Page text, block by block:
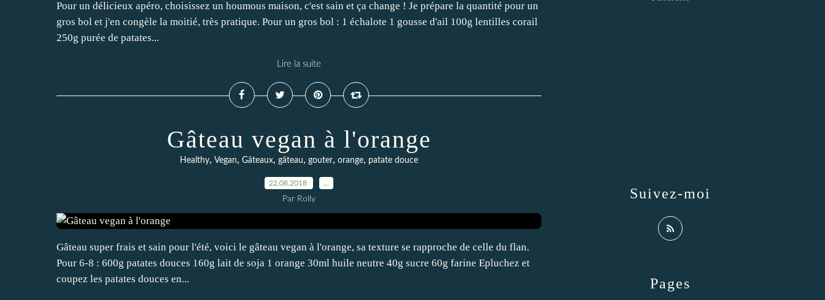
Pour un délicieux apéro, choisissez un houmous maison, c'est sain et ça change ! Je prépare la quantité pour un
gros bol et j'en congèle la moitié, très pratique. Pour un gros bol : 1 échalote 1 gousse d'ail 100g lentilles corail
250g purée de patates...
Lire la suite
Gâteau vegan à l'orange
Healthy, Vegan, Gâteaux, gâteau, gouter, orange, patate douce
22.08.2018
Par Rolly
Gâteau super frais et sain pour l'été, voici le gâteau vegan à l'orange, sa texture se rapproche de celle du flan.
Pour 6-8 : 600g patates douces 160g lait de soja 1 orange 30ml huile neutre 40g sucre 60g farine Epluchez et
coupez les patates douces en...
Pages
Suivez-moi